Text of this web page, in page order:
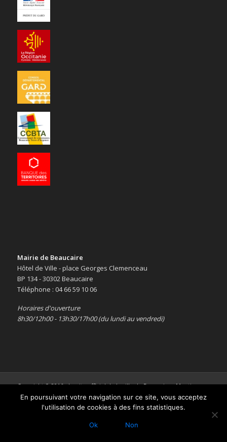
Mairie de Beaucaire
Hôtel de Ville - place Georges Clemenceau
BP 134 - 30302 Beaucaire
Téléphone : 04 66 59 10 06
Horaires d'ouverture
8h30/12h00 - 13h30/17h00 (du lundi au vendredi)
Copyright © 2016 -Le site officiel de la ville de Beaucaire-Mentions
légales
En poursuivant votre navigation sur ce site, vous acceptez
l'utilisation de cookies à des fins statistiques.
Ok Non